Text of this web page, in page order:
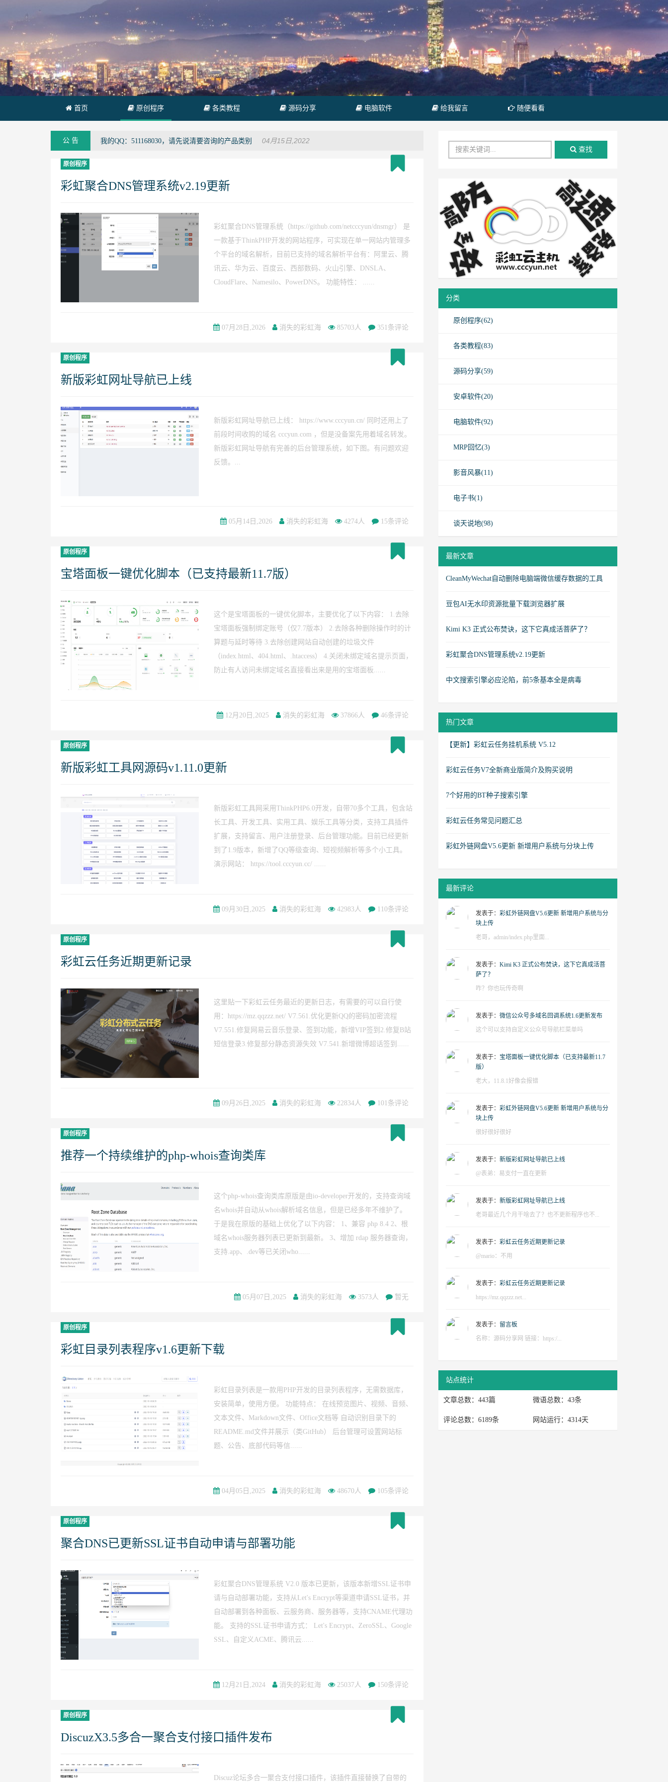
首页 原创程序 各类教程 源码分享 电脑软件 给我留言 随便看看
公 告 我的QQ：511168030，请先说清要咨询的产品类别 04月15日,2022
原创程序
彩虹聚合DNS管理系统v2.19更新
彩虹聚合DNS管理系统（https://github.com/netcccyun/dnsmgr） 是
一款基于ThinkPHP开发的网站程序，可实现在单一网站内管理多
个平台的域名解析，目前已支持的域名解析平台有：阿里云、腾
讯云、华为云、百度云、西部数码、火山引擎、DNSLA、
CloudFlare、Namesilo、PowerDNS。 功能特性： ......
07月28日,2026 消失的彩虹海 85703人 351条评论
原创程序
新版彩虹网址导航已上线
新版彩虹网址导航已上线： https://www.cccyun.cn/ 同时还用上了
前段时间收购的域名 cccyun.com ，但是没备案先用着域名转发。
新版彩虹网址导航有完善的后台管理系统，如下图。有问题欢迎
反馈。...
05月14日,2026 消失的彩虹海 4274人 15条评论
原创程序
宝塔面板一键优化脚本（已支持最新11.7版）
这个是宝塔面板的一键优化脚本，主要优化了以下内容： 1.去除
宝塔面板强制绑定账号（仅7.7版本） 2.去除各种删除操作时的计
算题与延时等待 3.去除创建网站自动创建的垃圾文件
（index.html、404.html、.htaccess） 4.关闭未绑定域名提示页面，
防止有人访问未绑定域名直接看出来是用的宝塔面板......
12月20日,2025 消失的彩虹海 37866人 46条评论
原创程序
新版彩虹工具网源码v1.11.0更新
新版彩虹工具网采用ThinkPHP6.0开发，自带70多个工具，包含站
长工具、开发工具、实用工具、娱乐工具等分类，支持工具插件
扩展，支持留言、用户注册登录、后台管理功能。目前已经更新
到了1.9版本，新增了QQ等级查询、短视频解析等多个小工具。
演示网站： https://tool.cccyun.cc/ ......
09月30日,2025 消失的彩虹海 42983人 110条评论
原创程序
彩虹云任务近期更新记录
这里贴一下彩虹云任务最近的更新日志，有需要的可以自行使
用：https://mz.qqzzz.net/ V7.561.优化更新QQ的密码加密流程
V7.551.修复网易云音乐登录、签到功能，新增VIP签到2.修复B站
短信登录3.修复部分静态资源失效 V7.541.新增微博超话签到......
09月26日,2025 消失的彩虹海 22834人 101条评论
原创程序
推荐一个持续维护的php-whois查询类库
这个php-whois查询类库原版是由io-developer开发的，支持查询域
名whois并自动从whois解析域名信息，但是已经多年不维护了。
于是我在原版的基础上优化了以下内容： 1、兼容 php 8.4 2、根
域名whois服务器列表已更新到最新。 3、增加 rdap 服务器查询，
支持.app、.dev等已关闭who......
05月07日,2025 消失的彩虹海 3573人 暂无
原创程序
彩虹目录列表程序v1.6更新下载
彩虹目录列表是一款用PHP开发的目录列表程序，无需数据库，
安装简单，使用方便。 功能特点： 在线预览图片、视频、音频、
文本文件、Markdown文件、Office文档等 自动识别目录下的
README.md文件并展示（类GitHub） 后台管理可设置网站标
题、公告、底部代码等信......
04月05日,2025 消失的彩虹海 48670人 105条评论
原创程序
聚合DNS已更新SSL证书自动申请与部署功能
彩虹聚合DNS管理系统 V2.0 版本已更新，该版本新增SSL证书申
请与自动部署功能，支持从Let's Encrypt等渠道申请SSL证书，并
自动部署到各种面板、云服务商、服务器等，支持CNAME代理功
能。 支持的SSL证书申请方式： Let's Encrypt、ZeroSSL、Google
SSL、自定义ACME、腾讯云......
12月21日,2024 消失的彩虹海 25037人 150条评论
原创程序
DiscuzX3.5多合一聚合支付接口插件发布
Discuz论坛多合一聚合支付接口插件，该插件直接替换了自带的
查找
分类
原创程序(62)
各类教程(83)
源码分享(59)
安卓软件(20)
电脑软件(92)
MRP回忆(3)
影音风暴(11)
电子书(1)
谈天说地(98)
最新文章
CleanMyWechat自动删除电脑端微信缓存数据的工具
豆包AI无水印资源批量下载浏览器扩展
Kimi K3 正式公布焚诀，这下它真成活菩萨了？
彩虹聚合DNS管理系统v2.19更新
中文搜索引擎必应沦陷，前5条基本全是病毒
热门文章
【更新】彩虹云任务挂机系统 V5.12
彩虹云任务V7全新商业版简介及购买说明
7个好用的BT种子搜索引擎
彩虹云任务常见问题汇总
彩虹外链网盘V5.6更新 新增用户系统与分块上传
最新评论
发表于： 彩虹外链网盘V5.6更新 新增用户系统与分
块上传
老哥，admin/index.php里面...
发表于： Kimi K3 正式公布焚诀，这下它真成活菩
萨了？
咋？你也玩传奇啊
发表于： 微信公众号多域名回调系统1.6更新发布
这个可以支持自定义公众号导航栏菜单吗
发表于： 宝塔面板一键优化脚本（已支持最新11.7
版）
老大，11.8.1好像会报错
发表于： 彩虹外链网盘V5.6更新 新增用户系统与分
块上传
很好很好很好
发表于： 新版彩虹网址导航已上线
@表弟：易支付一直在更新
发表于： 新版彩虹网址导航已上线
老哥最近几个月干啥去了？也不更新程序也不...
发表于： 彩虹云任务近期更新记录
@mario：不用
发表于： 彩虹云任务近期更新记录
https://mz.qqzzz.net...
发表于： 留言板
名称：源码分享网 链接：https:/...
站点统计
文章总数：443篇 微语总数：43条
评论总数：6189条 网站运行：4314天